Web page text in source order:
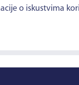
o iskustvima